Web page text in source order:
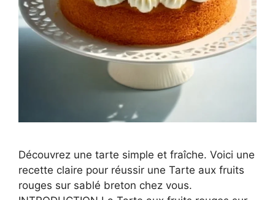
Découvrez une tarte simple et fraîche. Voici une
recette claire pour réussir une Tarte aux fruits
rouges sur sablé breton chez vous.